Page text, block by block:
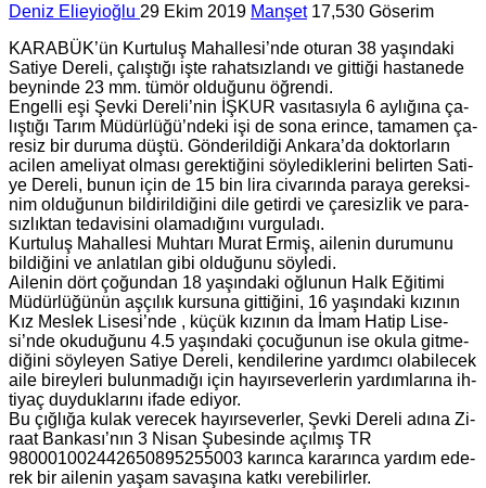
Deniz Elieyioğlu 29 Ekim 2019 Manşet 17,530 Göserim
KA­RA­BÜK’ün Kur­tu­luş Ma­hal­le­si’nde otu­ran 38 ya­şın­da­ki
Sa­ti­ye De­re­li, ça­lış­tı­ğı işte ra­hat­sız­lan­dı ve git­ti­ği has­ta­ne­de
bey­nin­de 23 mm. tümör ol­du­ğu­nu öğ­ren­di.
En­gel­li eşi Şevki De­re­li’nin İŞKUR va­sı­ta­sıy­la 6 ay­lı­ğı­na ça­
lış­tı­ğı Tarım Mü­dür­lü­ğü’ndeki işi de sona erin­ce, ta­ma­men ça­
re­siz bir du­ru­ma düştü. Gön­de­ril­di­ği An­ka­ra’da dok­tor­la­rın
aci­len ame­li­yat ol­ma­sı ge­rek­ti­ği­ni söy­le­dik­le­ri­ni be­lir­ten Sa­ti­
ye De­re­li, bunun için de 15 bin lira ci­va­rın­da pa­ra­ya ge­rek­si­
nim ol­du­ğu­nun bil­di­ril­di­ği­ni dile ge­tir­di ve ça­re­siz­lik ve pa­ra­
sız­lık­tan te­da­vi­si­ni ola­ma­dı­ğı­nı vur­gu­la­dı.
Kur­tu­luş Ma­hal­le­si Muh­ta­rı Murat Ermiş, aile­nin du­ru­mu­nu
bil­di­ği­ni ve an­la­tı­lan gibi ol­du­ğu­nu söy­le­di.
Aile­nin dört ço­ğun­dan 18 ya­şın­da­ki oğ­lu­nun Halk Eği­ti­mi
Mü­dür­lü­ğü­nün aş­çı­lık kur­su­na git­ti­ği­ni, 16 ya­şın­da­ki kı­zı­nın
Kız Mes­lek Li­se­si’nde , küçük kı­zı­nın da İmam Hatip Li­se­
si’nde oku­du­ğu­nu 4.5 ya­şın­da­ki ço­cu­ğu­nun ise okula git­me­
di­ği­ni söy­le­yen Sa­ti­ye De­re­li, ken­di­le­ri­ne yar­dım­cı ola­bi­lecek
aile bi­rey­le­ri bu­lun­ma­dı­ğı için ha­yır­se­ver­le­rin yar­dım­la­rı­na ih­
ti­yaç duy­duk­la­rı­nı ifade edi­yor.
Bu çığ­lı­ğa kulak ve­recek ha­yır­se­ver­ler, Şevki De­re­li adına Zi­
ra­at Ban­ka­sı’nın 3 Nisan Şu­be­sin­de açıl­mış TR
980001002442650895255003 ka­rın­ca ka­ra­rın­ca yar­dım ede­
rek bir aile­nin yaşam sa­va­şı­na katkı ve­re­bi­lir­ler.